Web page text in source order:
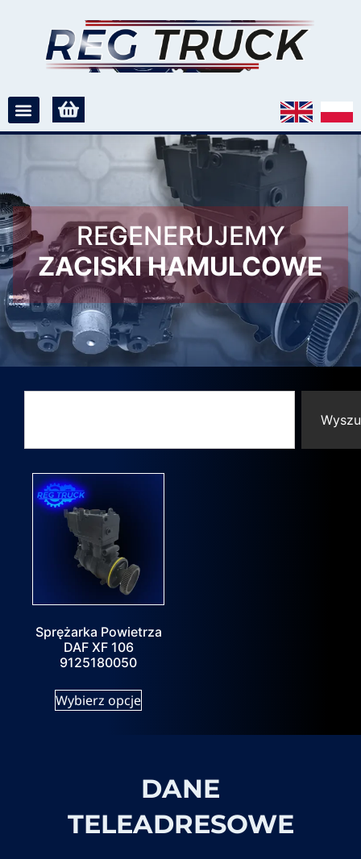
REGENERUJEMY
ZACISKI HAMULCOWE
Sprężarka Powietrza
DAF XF 106
9125180050
Wybierz opcje
DANE
TELEADRESOWE